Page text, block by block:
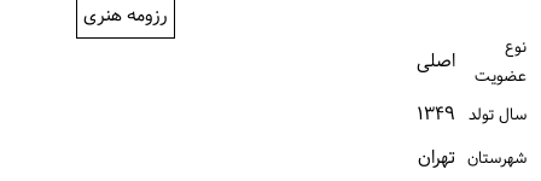
رزومه هنری
نوع
عضویت
اصلی
سال تولد ۱۳۴۹
شهرستان تهران